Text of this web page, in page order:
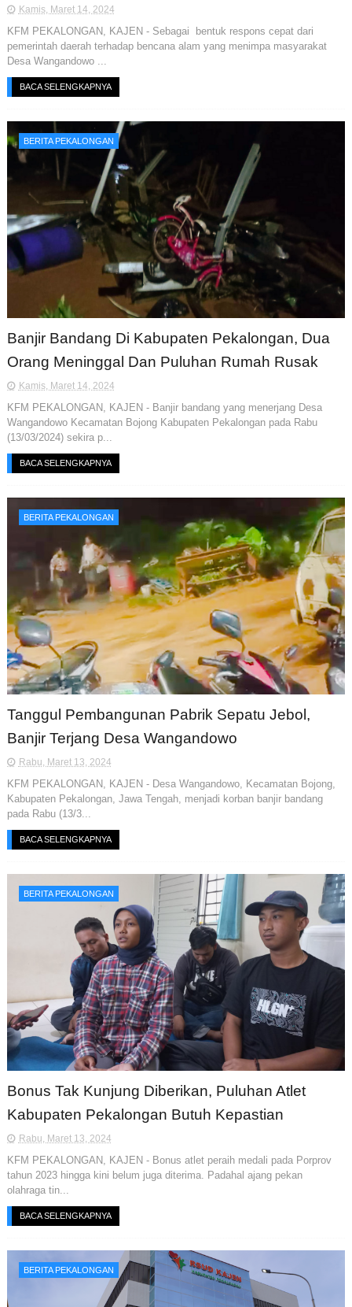
Kamis, Maret 14, 2024
KFM PEKALONGAN, KAJEN - Sebagai bentuk respons cepat dari
pemerintah daerah terhadap bencana alam yang menimpa masyarakat
Desa Wangandowo ...
BACA SELENGKAPNYA
BERITA PEKALONGAN
Banjir Bandang Di Kabupaten Pekalongan, Dua
Orang Meninggal Dan Puluhan Rumah Rusak
Kamis, Maret 14, 2024
KFM PEKALONGAN, KAJEN - Banjir bandang yang menerjang Desa
Wangandowo Kecamatan Bojong Kabupaten Pekalongan pada Rabu
(13/03/2024) sekira p...
BACA SELENGKAPNYA
BERITA PEKALONGAN
Tanggul Pembangunan Pabrik Sepatu Jebol,
Banjir Terjang Desa Wangandowo
Rabu, Maret 13, 2024
KFM PEKALONGAN, KAJEN - Desa Wangandowo, Kecamatan Bojong,
Kabupaten Pekalongan, Jawa Tengah, menjadi korban banjir bandang
pada Rabu (13/3...
BACA SELENGKAPNYA
BERITA PEKALONGAN
Bonus Tak Kunjung Diberikan, Puluhan Atlet
Kabupaten Pekalongan Butuh Kepastian
Rabu, Maret 13, 2024
KFM PEKALONGAN, KAJEN - Bonus atlet peraih medali pada Porprov
tahun 2023 hingga kini belum juga diterima. Padahal ajang pekan
olahraga tin...
BACA SELENGKAPNYA
BERITA PEKALONGAN